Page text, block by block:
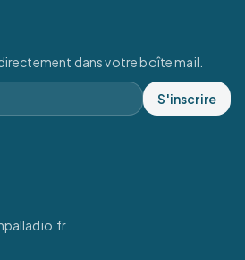
dans votre boîte mail.
S'inscrire